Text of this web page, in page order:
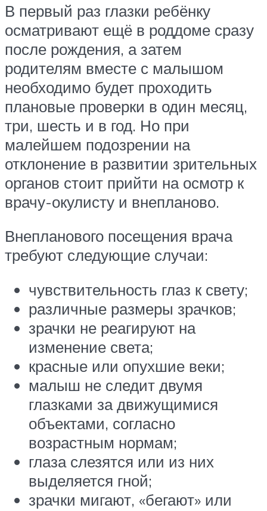
В первый раз глазки ребёнку
осматривают ещё в роддоме сразу
после рождения, а затем
родителям вместе с малышом
необходимо будет проходить
плановые проверки в один месяц,
три, шесть и в год. Но при
малейшем подозрении на
отклонение в развитии зрительных
органов стоит прийти на осмотр к
врачу-окулисту и внепланово.
Внепланового посещения врача
требуют следующие случаи:
чувствительность глаз к свету;
различные размеры зрачков;
зрачки не реагируют на
изменение света;
красные или опухшие веки;
малыш не следит двумя
глазками за движущимися
объектами, согласно
возрастным нормам;
глаза слезятся или из них
выделяется гной;
зрачки мигают, «бегают» или